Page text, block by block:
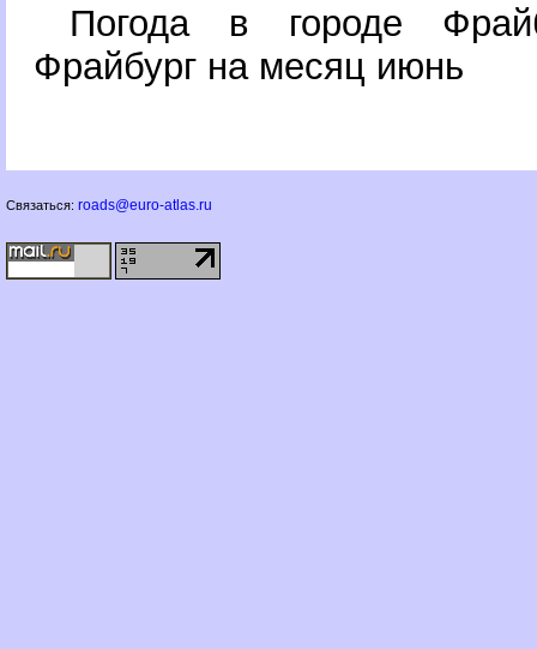
Погода в городе
Фрайбург на месяц июнь
Связаться: roads@euro-atlas.ru